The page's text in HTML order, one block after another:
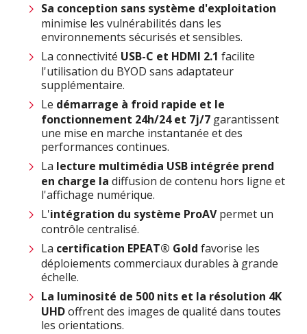
Sa conception sans système d'exploitation
minimise les vulnérabilités dans les
environnements sécurisés et sensibles.
La connectivité USB-C et HDMI 2.1 facilite
l'utilisation du BYOD sans adaptateur
supplémentaire.
Le démarrage à froid rapide et le
fonctionnement 24h/24 et 7j/7 garantissent
une mise en marche instantanée et des
performances continues.
La lecture multimédia USB intégrée prend
en charge la diffusion de contenu hors ligne et
l'affichage numérique.
L'intégration du système ProAVpermet un
contrôle centralisé.
La certification EPEAT® Gold favorise les
déploiements commerciaux durables à grande
échelle.
La luminosité de 500 nits et la résolution 4K
UHDoffrent des images de qualité dans toutes
les orientations.